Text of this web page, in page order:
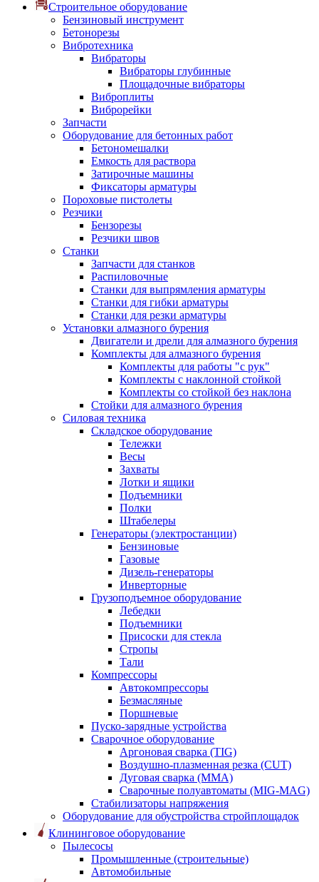
Строительное оборудование
Бензиновый инструмент
Бетонорезы
Вибротехника
Вибраторы
Вибраторы глубинные
Площадочные вибраторы
Виброплиты
Виброрейки
Запчасти
Оборудование для бетонных работ
Бетономешалки
Емкость для раствора
Затирочные машины
Фиксаторы арматуры
Пороховые пистолеты
Резчики
Бензорезы
Резчики швов
Станки
Запчасти для станков
Распиловочные
Станки для выпрямления арматуры
Станки для гибки арматуры
Станки для резки арматуры
Установки алмазного бурения
Двигатели и дрели для алмазного бурения
Комплекты для алмазного бурения
Комплекты для работы "с рук"
Комплекты с наклонной стойкой
Комплекты со стойкой без наклона
Стойки для алмазного бурения
Силовая техника
Складское оборудование
Тележки
Весы
Захваты
Лотки и ящики
Подъемники
Полки
Штабелеры
Генераторы (электростанции)
Бензиновые
Газовые
Дизель-генераторы
Инверторные
Грузоподъемное оборудование
Лебедки
Подъемники
Присоски для стекла
Стропы
Тали
Компрессоры
Автокомпрессоры
Безмасляные
Поршневые
Пуско-зарядные устройства
Сварочное оборудование
Аргоновая сварка (TIG)
Воздушно-плазменная резка (CUT)
Дуговая сварка (ММА)
Сварочные полуавтоматы (MIG-MAG)
Стабилизаторы напряжения
Оборудование для обустройства стройплощадок
Клининговое оборудование
Пылесосы
Промышленные (строительные)
Автомобильные